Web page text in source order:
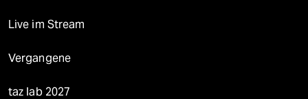
Live im Stream
Vergangene
taz lab 2027